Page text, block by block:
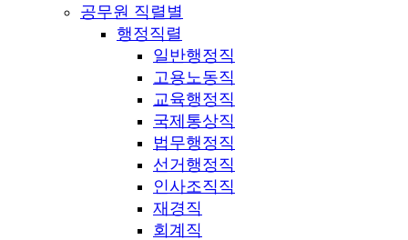
공무원 직렬별
행정직렬
일반행정직
고용노동직
교육행정직
국제통상직
법무행정직
선거행정직
인사조직직
재경직
회계직